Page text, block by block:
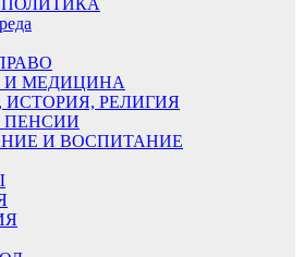
И МЕДИЦИНА
ИСТОРИЯ, РЕЛИГИЯ
ПЕНСИИ
И ВОСПИТАНИЕ